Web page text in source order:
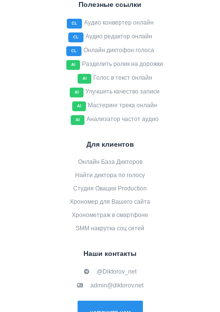
Полезные ссылки
CL Аудио конвертер онлайн
CL Аудио редактор онлайн
CL Онлайн диктофон голоса
AI Разделить ролик на дорожки
AI Голос в текст онлайн
AI Улучшить качество записи
AI Мастеринг трека онлайн
AI Анализатор частот аудио
Для клиентов
Онлайн База Дикторов
Найти диктора по голосу
Студия Овации Production
Хрономер для Вашего сайта
Хронометраж в смартфоне
SMM накрутка соц сетей
Наши контакты
@Diktorov_net
admin@diktorov.net